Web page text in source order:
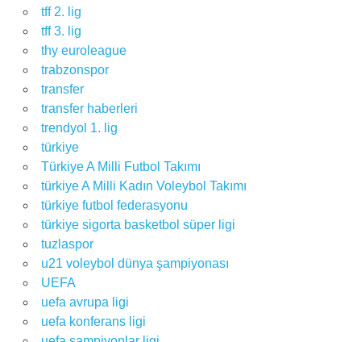
tff 2. lig
tff 3. lig
thy euroleague
trabzonspor
transfer
transfer haberleri
trendyol 1. lig
türkiye
Türkiye A Milli Futbol Takımı
türkiye A Milli Kadın Voleybol Takımı
türkiye futbol federasyonu
türkiye sigorta basketbol süper ligi
tuzlaspor
u21 voleybol dünya şampiyonası
UEFA
uefa avrupa ligi
uefa konferans ligi